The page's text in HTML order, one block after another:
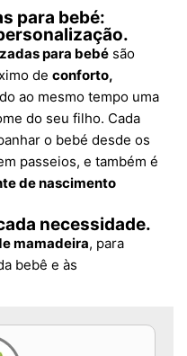
para bebé:
para bebé são
de conforto,
ao mesmo tempo uma
do seu filho. Cada
o bebé desde os
passeios, e também é
de nascimento
necessidade.
mamadeira, para
bebê e às